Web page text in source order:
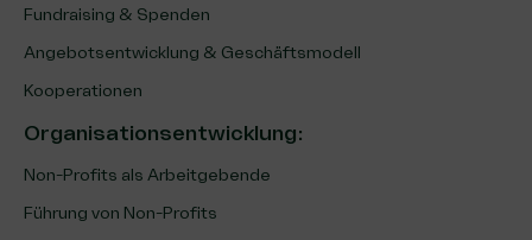
Fundraising & Spenden
Angebotsentwicklung & Geschäftsmodell
Kooperationen
Organisationsentwicklung:
Non-Profits als Arbeitgebende
Führung von Non-Profits